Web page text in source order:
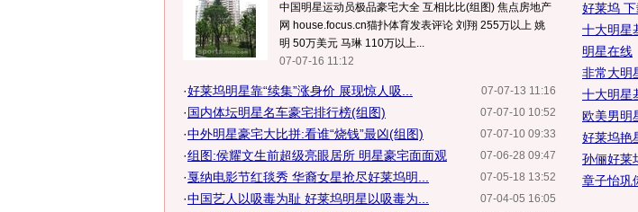
中国明星运动员极品豪宅大全 互相比比(组图) 焦点房地产
网 house.focus.cn猫扑体育发表评论 刘翔 255万以上 姚
明 50万美元 马琳 110万以上...
07-07-16 11:12
07-07-13 11:16
·好莱坞明星靠“续集”涨身价 展现惊人吸...
07-07-10 10:52
·国内体坛明星名车豪宅排行榜(组图)
07-07-10 09:33
·中外明星豪宅大比拼:看谁“烧钱”最凶(组图)
07-06-28 09:47
·组图:侯耀文生前超级亮眼居所 明星豪宅面面观
07-05-18 13:52
·戛纳电影节红毯秀 华裔女星抢尽好莱坞明...
07-04-05 16:05
·中国艺人以吸毒为耻 好莱坞明星以吸毒为...
好莱坞 下
十大明星
明星在线
非常大明
十大明星
欧美男明
好莱坞艳
孙俪好莱
章子怡巩